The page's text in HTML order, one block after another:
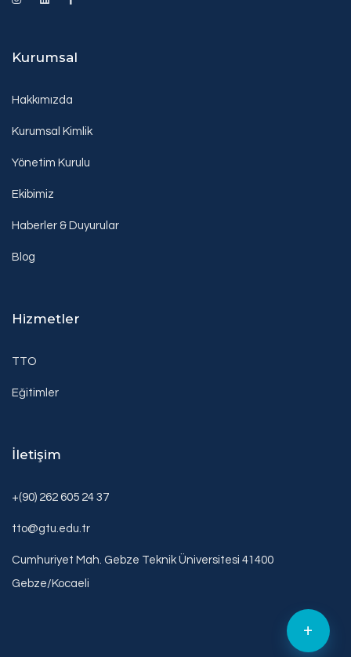
Kurumsal
Hakkımızda
Kurumsal Kimlik
Yönetim Kurulu
Ekibimiz
Haberler & Duyurular
Blog
Hizmetler
TTO
Eğitimler
İletişim
+(90) 262 605 24 37
tto@gtu.edu.tr
Cumhuriyet Mah. Gebze Teknik Üniversitesi 41400
Gebze/Kocaeli
+